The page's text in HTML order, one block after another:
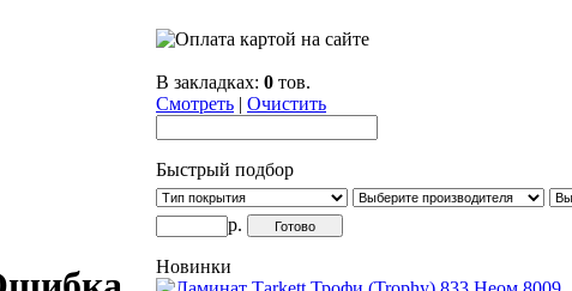
В закладках: 0 тов.
Смотреть | Очистить
Быстрый подбор
р.
Новинки